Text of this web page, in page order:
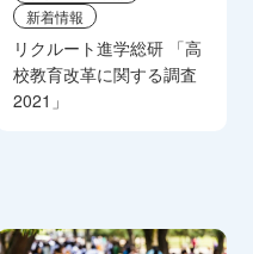
新着情報
リクルート進学総研 「高
校教育改革に関する調査
2021」